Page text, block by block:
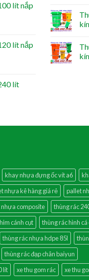
lít nắp
lít nắp
lít
khay nhựa đựng ốc vít a6
nhựa kê hàng giá rẻ
pallet
nhựa composite
thùng rác
cánh cụt
thùng rác hình
thùng rác nhựa hdpe 85l
thùng rác đạp chân baiyun
lít xe thu gom rác xe thu